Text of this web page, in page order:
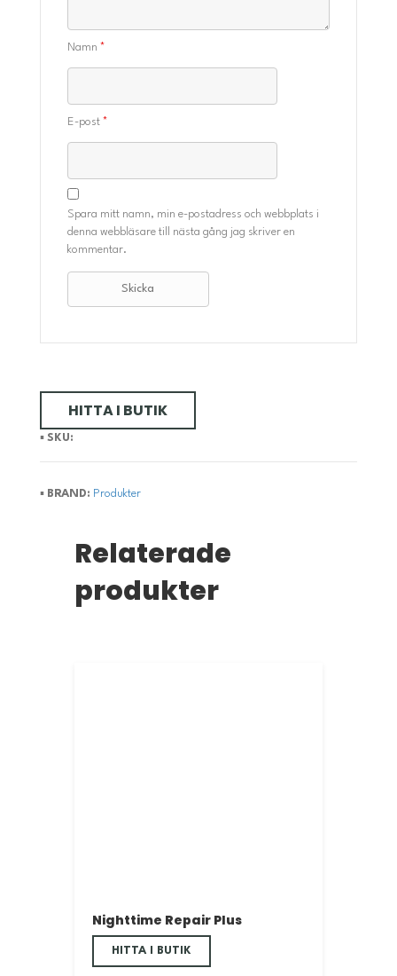
Namn *
E-post *
Spara mitt namn, min e-postadress och webbplats i
denna webbläsare till nästa gång jag skriver en
kommentar.
HITTA I BUTIK
▪️ SKU:
▪️ BRAND: Produkter
Relaterade
produkter
Nighttime Repair Plus
HITTA I BUTIK